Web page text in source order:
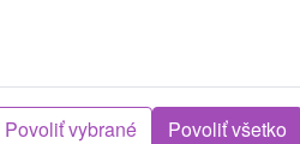
Najmladšia
Žiline sa nachádza
železničnej
má jednu...
Povoliť vybrané Povoliť všetko